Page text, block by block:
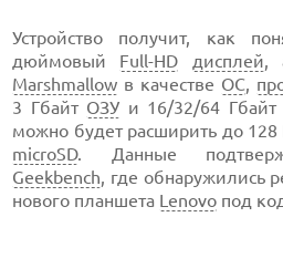
Устройство получит, как
дюймовый Full-HD дисплей ,
Marshmallow в качестве ОС
3 Гбайт ОЗУ и 16/32/64
можно будет расширить до
microSD. Данные
Geekbench , где обнаружились
нового планшета Lenovo под